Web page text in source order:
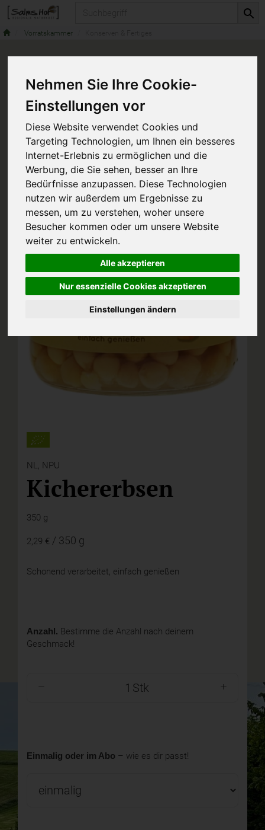
Nehmen Sie Ihre Cookie-
Einstellungen vor
Diese Website verwendet Cookies und
Targeting Technologien, um Ihnen ein besseres
Internet-Erlebnis zu ermöglichen und die
Werbung, die Sie sehen, besser an Ihre
Bedürfnisse anzupassen. Diese Technologien
nutzen wir außerdem um Ergebnisse zu
messen, um zu verstehen, woher unsere
Besucher kommen oder um unsere Website
weiter zu entwickeln.
Alle akzeptieren
Nur essenzielle Cookies akzeptieren
Einstellungen ändern
Vorratskammer
NL, NPU
Kichererbsen
350 g
2,29 € / 350 g
Schonend verarbeitet, einfach genießen
Anzahl. Bestimme die Anzahl nach deinem
Geschmack!
Stk
Einmalig oder im Abo – wie es dir passt!